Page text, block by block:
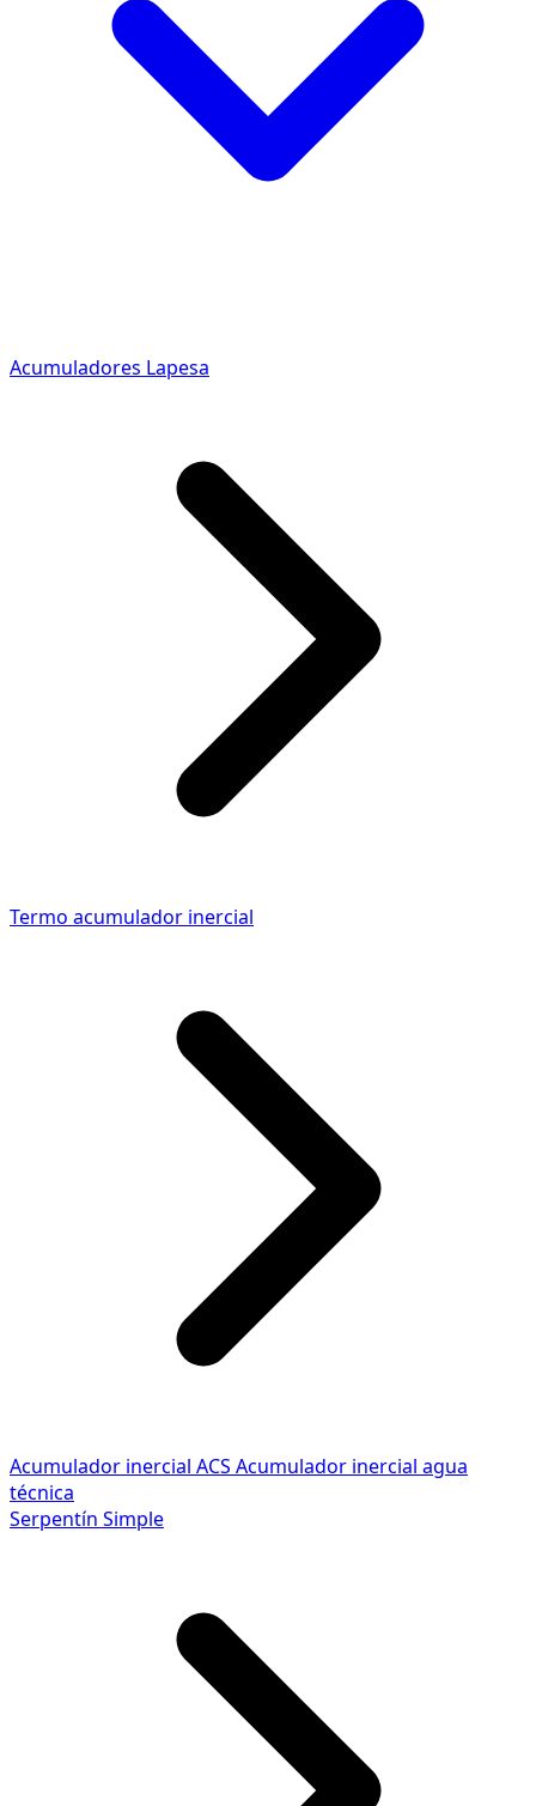
Acumuladores Lapesa
Termo acumulador inercial
Acumulador inercial ACS Acumulador inercial agua
técnica
Serpentín Simple